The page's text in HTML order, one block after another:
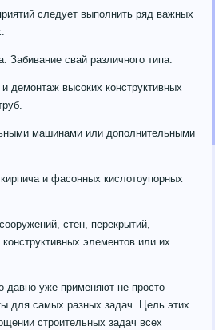
следует выполнить ряд важных
Забивание свай различного типа.
демонтаж высоких конструктивных
машинами или дополнительными
и фасонных кислотоупорных
стен, перекрытий,
элементов или их
давно уже применяют не просто
для самых разных задач. Цель этих
строительных задач всех